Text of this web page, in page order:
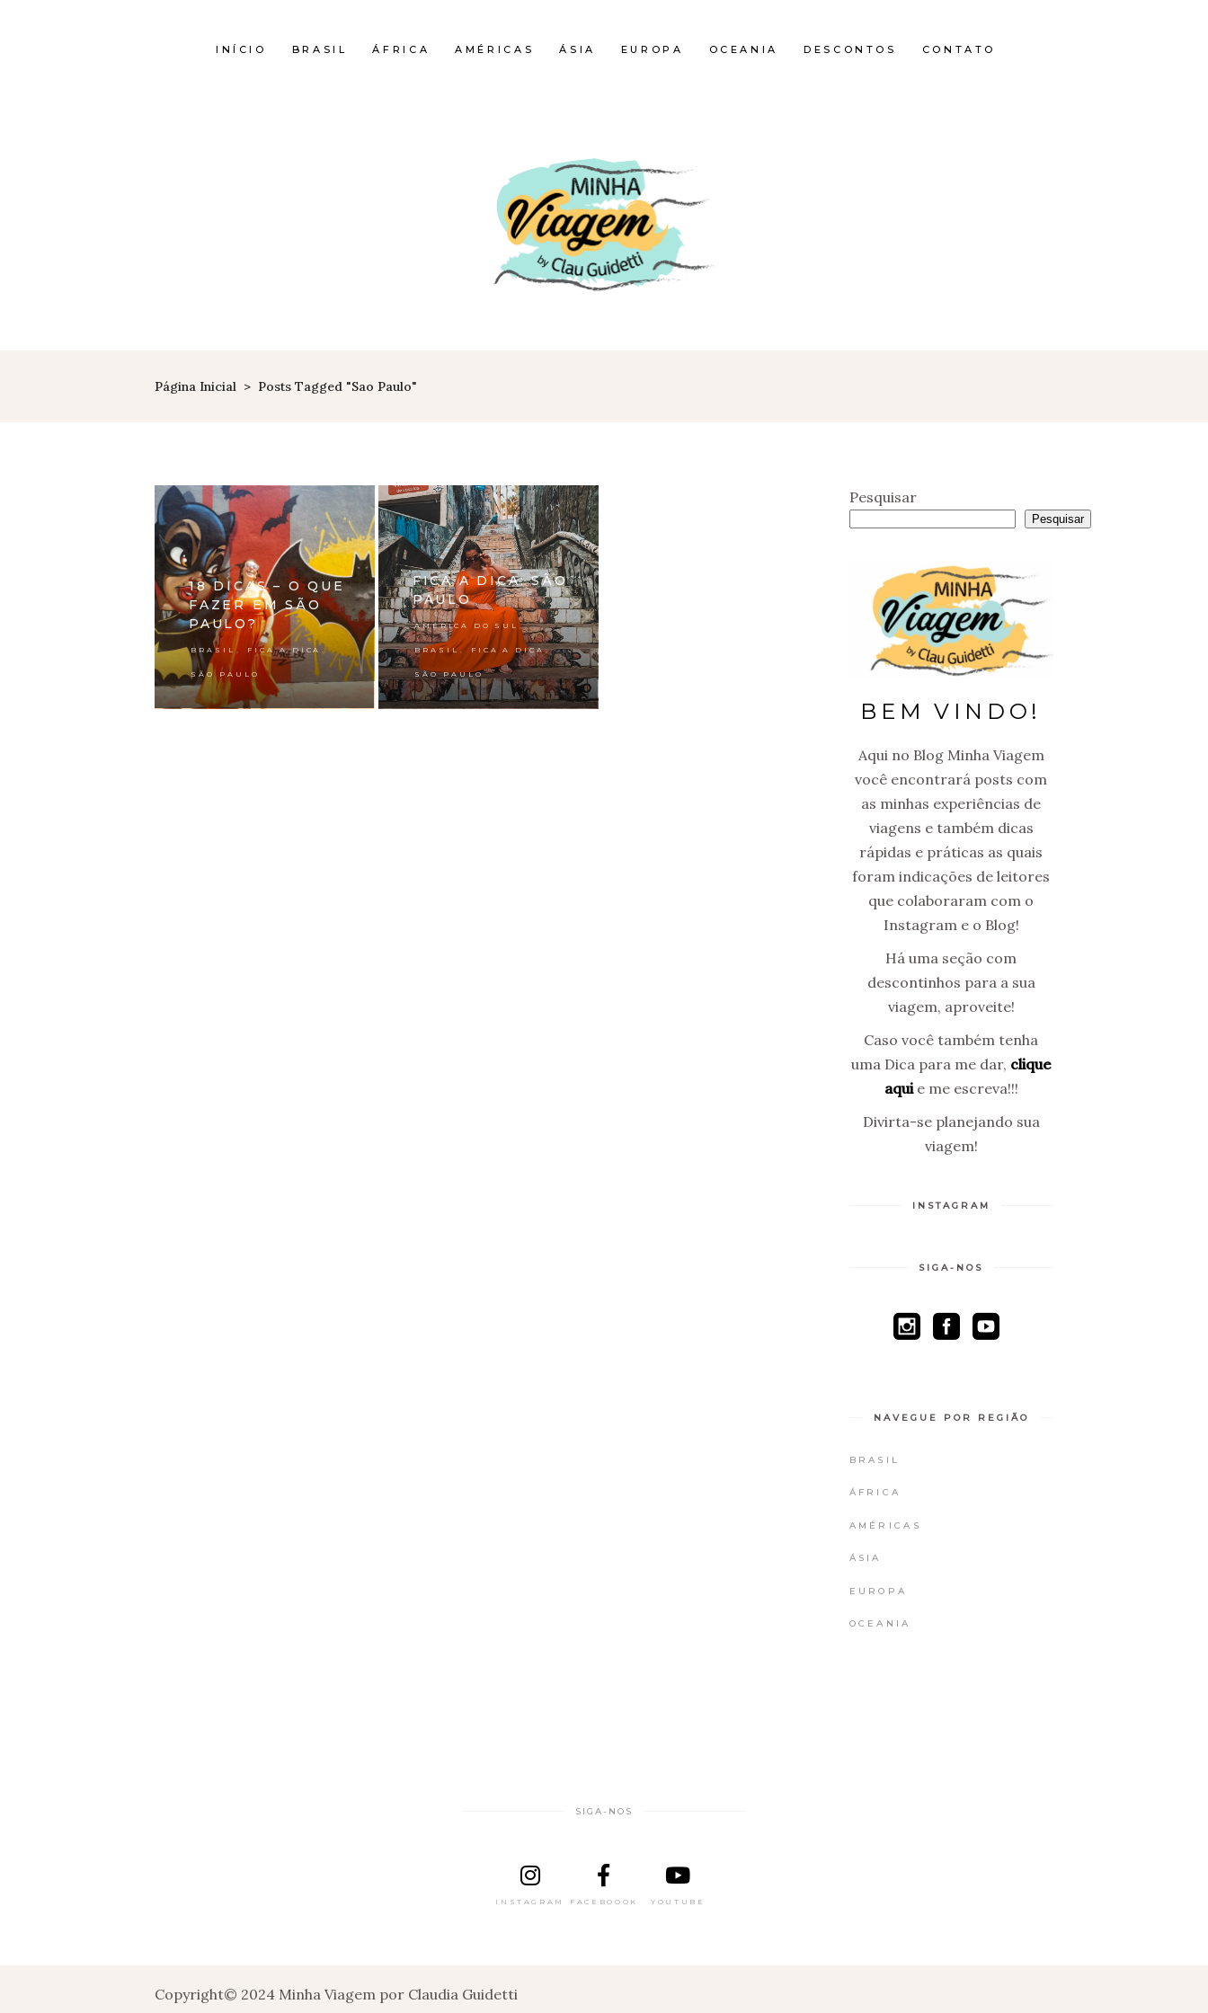
INÍCIO BRASIL ÁFRICA AMÉRICAS ÁSIA EUROPA OCEANIA DESCONTOS CONTATO
Página Inicial > Posts Tagged "sao Paulo"
18 DICAS – O QUE
FAZER EM SÃO
PAULO?
BRASIL , FICA A DICA ,
SÃO PAULO
FICA A DICA: SÃO
PAULO
AMÉRICA DO SUL,
BRASIL, FICA A DICA,
SÃO PAULO
Pesquisar
Pesquisar
BEM VINDO!
Aqui no Blog Minha Viagem
você encontrará posts com
as minhas experiências de
viagens e também dicas
rápidas e práticas as quais
foram indicações de leitores
que colaboraram com o
Instagram e o Blog!
Há uma seção com
descontinhos para a sua
viagem, aproveite!
Caso você também tenha
uma Dica para me dar, clique
aquie me escreva!!!
Divirta-se planejando sua
viagem!
INSTAGRAM
SIGA-NOS
NAVEGUE POR REGIÃO
BRASIL
ÁFRICA
AMÉRICAS
ÁSIA
EUROPA
OCEANIA
SIGA-NOS
INSTAGRAM FACEBOOOK YOUTUBE
Copyright© 2024 Minha Viagem por Claudia Guidetti